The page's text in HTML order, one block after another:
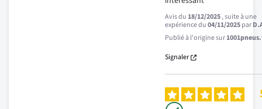
Avis du18/12/2025, suite à une
expérience du04/11/2025par
Publié à l'origine sur
Signaler